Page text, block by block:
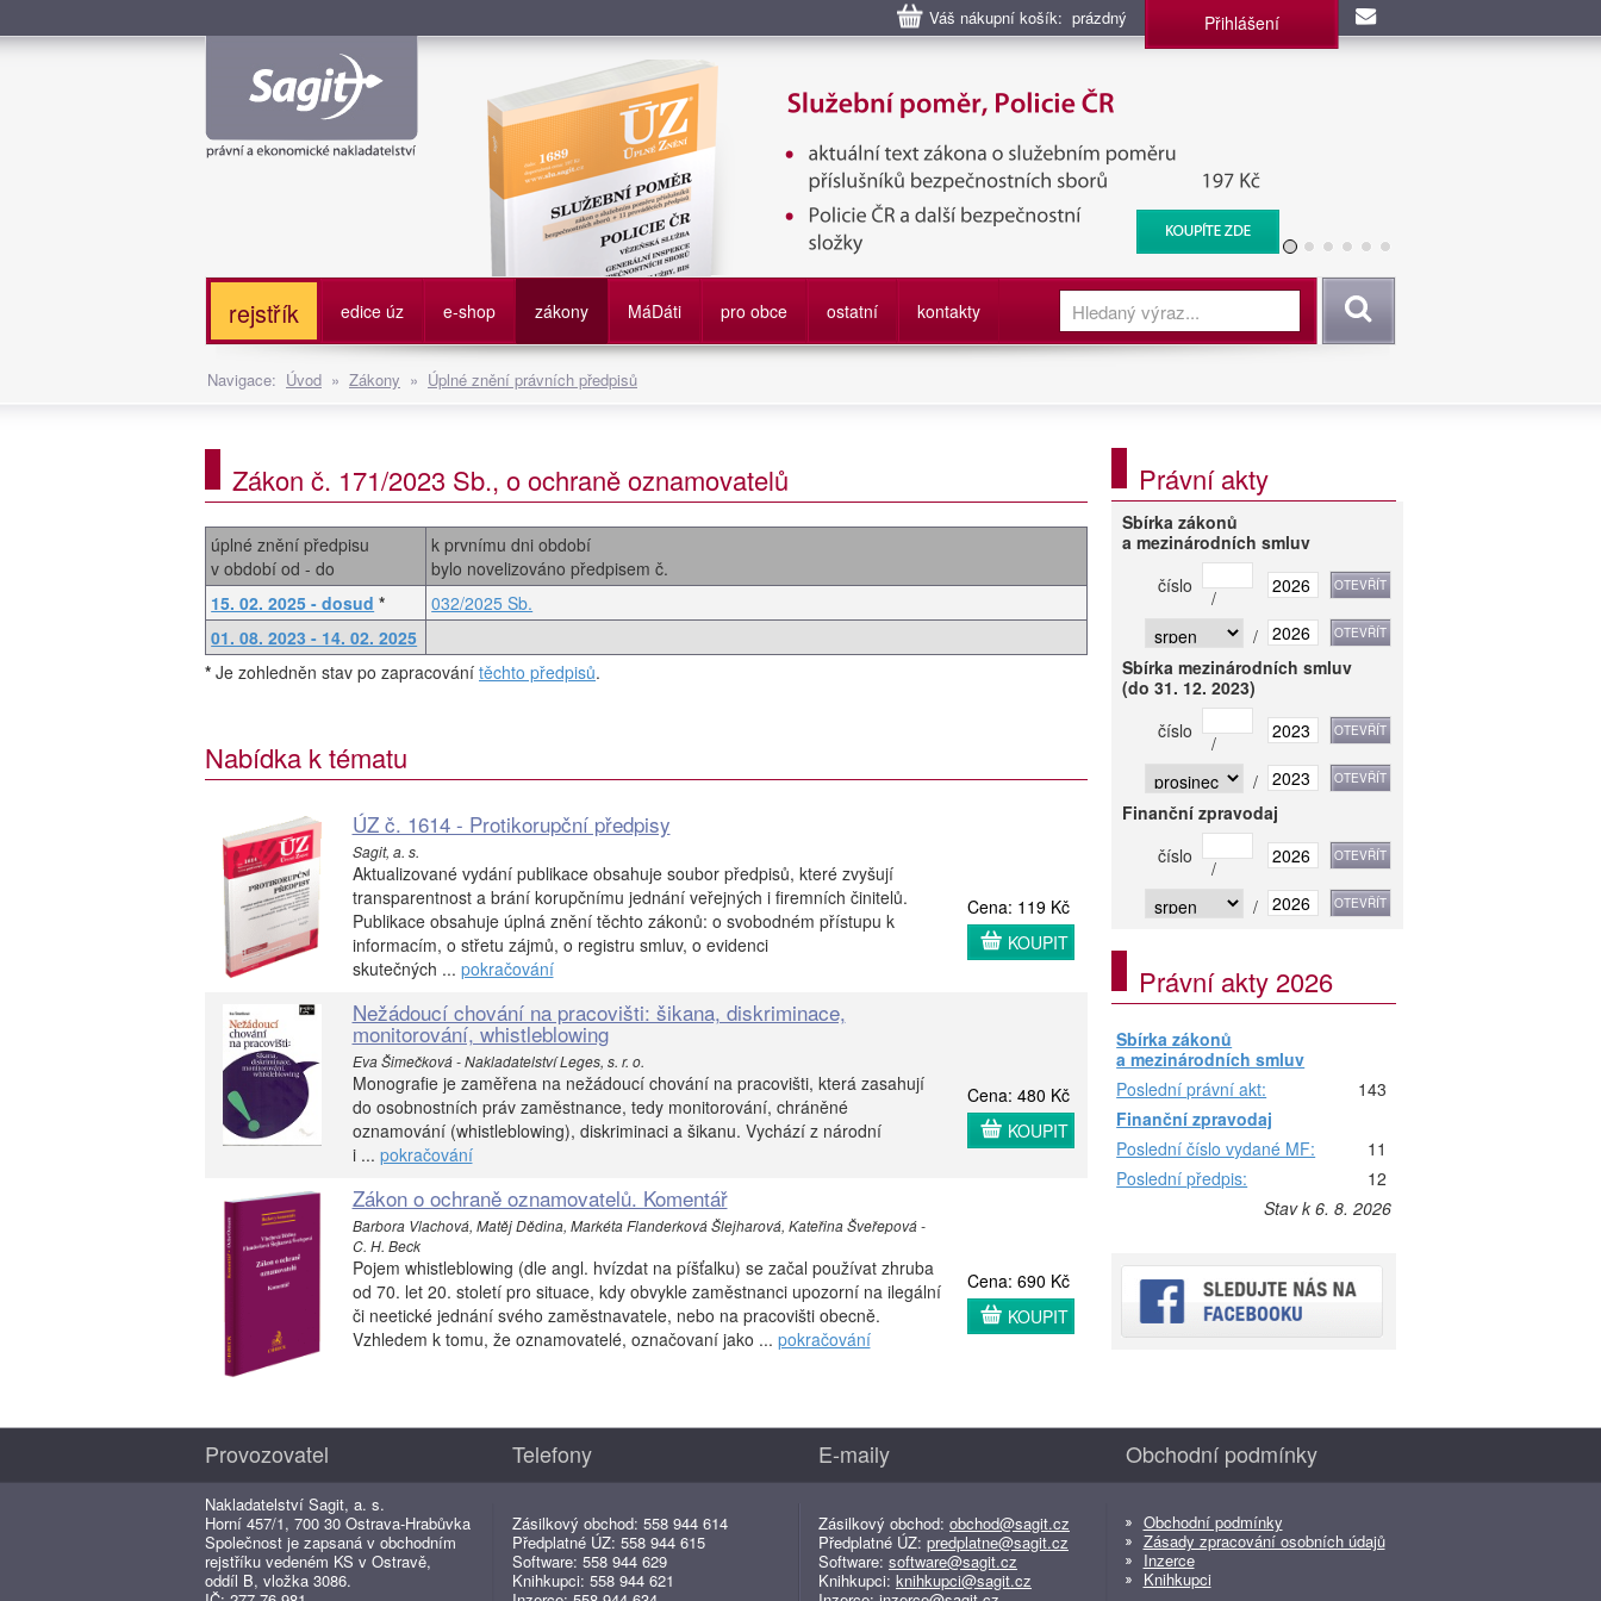
Váš nákupní košík: prázdný Přihlášení
Služební poměr příslušníků bezpečnostních sborů, Policie ČR, Vězeňská služba, BIS, Zpravodajské
služby
rejstřík edice úz e-shop zákony MáDáti pro obce ostatní kontakty Vyhledat
Navigace: Úvod » Zákony » Úplné znění právních předpisů
Zákon č. 171/2023 Sb., o ochraně oznamovatelů
úplné znění předpisu
v období od - do
k prvnímu dni období
bylo novelizováno předpisem č.
15. 02. 2025 - dosud *
032/2025 Sb.
01. 08. 2023 - 14. 02. 2025
* Je zohledněn stav po zapracování těchto předpisů.
Nabídka k tématu
ÚZ č. 1614 - Protikorupční předpisy
Sagit, a. s.
Aktualizované vydání publikace obsahuje soubor předpisů, které zvyšují
transparentnost a brání korupčnímu jednání veřejných i firemních činitelů.
Publikace obsahuje úplná znění těchto zákonů: o svobodném přístupu k
informacím, o střetu zájmů, o registru smluv, o evidenci
skutečných ... pokračování
Cena: 119 Kč
KOUPIT
Nežádoucí chování na pracovišti: šikana, diskriminace,
monitorování, whistleblowing
Eva Šimečková - Nakladatelství Leges, s. r. o.
Monografie je zaměřena na nežádoucí chování na pracovišti, která zasahují
do osobnostních práv zaměstnance, tedy monitorování, chráněné
oznamování (whistleblowing), diskriminaci a šikanu. Vychází z národní
i ... pokračování
Cena: 480 Kč
KOUPIT
Zákon o ochraně oznamovatelů. Komentář
Barbora Vlachová, Matěj Dědina, Markéta Flanderková Šlejharová, Kateřina Šveřepová -
C. H. Beck
Pojem whistleblowing (dle angl. hvízdat na píšťalku) se začal používat zhruba
od 70. let 20. století pro situace, kdy obvykle zaměstnanci upozorní na ilegální
či neetické jednání svého zaměstnavatele, nebo na pracovišti obecně.
Vzhledem k tomu, že oznamovatelé, označovaní jako ... pokračování
Cena: 690 Kč
KOUPIT
Právní akty
Sbírka zákonů
a mezinárodních smluv
číslo
/
/
Sbírka mezinárodních smluv
(do 31. 12. 2023)
číslo
/
/
Finanční zpravodaj
číslo
/
/
Právní akty 2026
Sbírka zákonů
a mezinárodních smluv
Poslední právní akt:
143
Finanční zpravodaj
Poslední číslo vydané MF:
11
Poslední předpis:
12
Stav k 6. 8. 2026
Provozovatel
Nakladatelství Sagit, a. s.
Horní 457/1, 700 30 Ostrava-Hrabůvka
Společnost je zapsaná v obchodním
rejstříku vedeném KS v Ostravě,
oddíl B, vložka 3086.
Telefony
Zásilkový obchod: 558 944 614
Předplatné ÚZ: 558 944 615
Software: 558 944 629
Knihkupci: 558 944 621
E-maily
Zásilkový obchod: obchod@sagit.cz
Předplatné ÚZ: predplatne@sagit.cz
Software: software@sagit.cz
Knihkupci: knihkupci@sagit.cz
Obchodní podmínky
Obchodní podmínky
Zásady zpracování osobních údajů
Inzerce
Knihkupci